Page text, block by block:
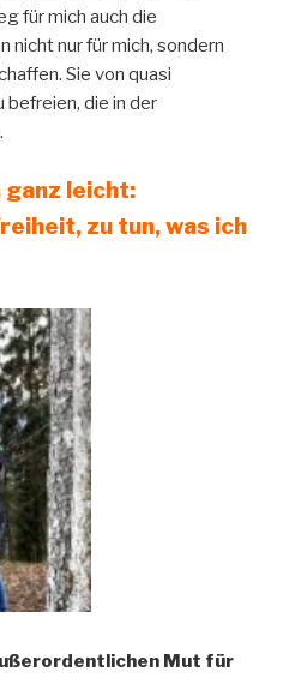
für mich auch die
nicht nur für mich, sondern
Sie von quasi
die in der
leicht:
zu tun, was ich
Mut für